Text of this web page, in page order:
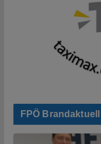
FPÖ Brandaktuell